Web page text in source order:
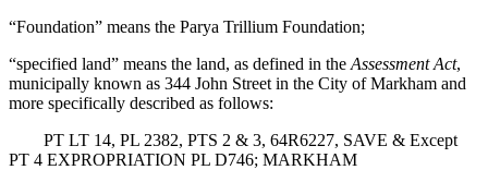
“Foundation” means the Parya Trillium Foundation;
“specified land” means the land, as defined in the Assessment Act,
municipally known as 344 John Street in the City of Markham and
more specifically described as follows:
PT LT 14, PL 2382, PTS 2 & 3, 64R6227, SAVE & Except
PT 4 EXPROPRIATION PL D746; MARKHAM